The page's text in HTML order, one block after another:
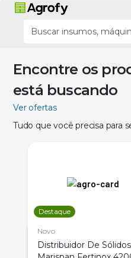
Encontre os
está buscando
Ver ofertas
Tudo que você precisa para
Destaque
Novo
Distribuidor De Sólidos